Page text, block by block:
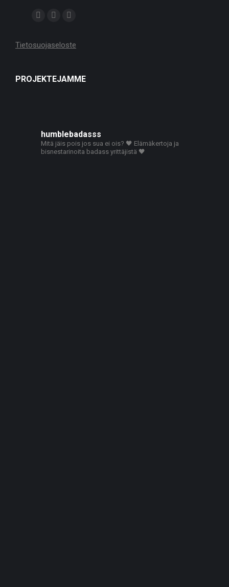
Find us on:
opens
new
opens
new
opens
new
Tietosuojaseloste
PROJEKTEJAMME
humblebadasss
Mitä jäis pois jos sua ei ois? 🖤 Elämäkertoja ja
bisnestarinoita badass yrittäjistä 🖤